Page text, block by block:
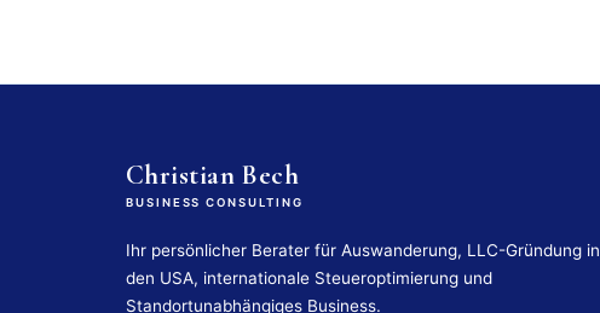
Christian Bech
BUSINESS CONSULTING
Ihr persönlicher Berater für Auswanderung, LLC-Gründung in
den USA, internationale Steueroptimierung und
Standortunabhängiges Business.